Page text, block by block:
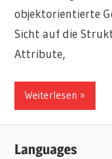
objektorientierte
Sicht auf die
Attribute,
Weiterlesen
Languages